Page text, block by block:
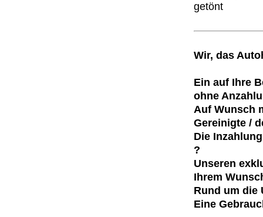
getönt
Wir, das
Ein auf Ihre
ohne
Auf Wunsch
Gereinigte /
Die
?
Unseren
Ihrem
Rund um die
Eine